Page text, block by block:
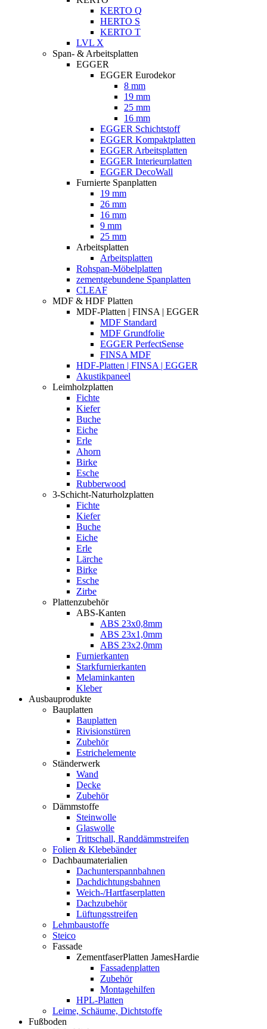
KERTO Q
HERTO S
KERTO T
LVL X
Span- & Arbeitsplatten
EGGER
EGGER Eurodekor
8 mm
19 mm
25 mm
16 mm
EGGER Schichtstoff
EGGER Kompaktplatten
EGGER Arbeitsplatten
EGGER Interieurplatten
EGGER DecoWall
Furnierte Spanplatten
19 mm
26 mm
16 mm
9 mm
25 mm
Arbeitsplatten
Arbeitsplatten
Rohspan-Möbelplatten
zementgebundene Spanplatten
CLEAF
MDF & HDF Platten
MDF-Platten | FINSA | EGGER
MDF Standard
MDF Grundfolie
EGGER PerfectSense
FINSA MDF
HDF-Platten | FINSA | EGGER
Akustikpaneel
Leimholzplatten
Fichte
Kiefer
Buche
Eiche
Erle
Ahorn
Birke
Esche
Rubberwood
3-Schicht-Naturholzplatten
Fichte
Kiefer
Buche
Eiche
Erle
Lärche
Birke
Esche
Zirbe
Plattenzubehör
ABS-Kanten
ABS 23x0,8mm
ABS 23x1,0mm
ABS 23x2,0mm
Furnierkanten
Starkfurnierkanten
Melaminkanten
Kleber
Ausbauprodukte
Bauplatten
Bauplatten
Rivisionstüren
Zubehör
Estrichelemente
Ständerwerk
Wand
Decke
Zubehör
Dämmstoffe
Steinwolle
Glaswolle
Trittschall, Randdämmstreifen
Folien & Klebebänder
Dachbaumaterialien
Dachunterspannbahnen
Dachdichtungsbahnen
Weich-/Hartfaserplatten
Dachzubehör
Lüftungsstreifen
Lehmbaustoffe
Steico
Fassade
ZementfaserPlatten JamesHardie
Fassadenplatten
Zubehör
Montagehilfen
HPL-Platten
Leime, Schäume, Dichtstoffe
Fußboden